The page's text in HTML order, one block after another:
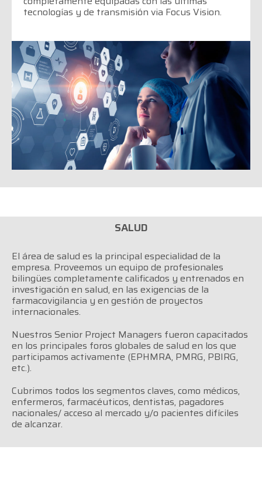
tecnologías y de transmisión via Focus Vision.
SALUD
El área de salud es la principal especialidad de la
empresa. Proveemos un equipo de profesionales
bilingües completamente calificados y entrenados en
investigación en salud, en las exigencias de la
farmacovigilancia y en gestión de proyectos
internacionales.
Nuestros Senior Project Managers fueron capacitados
en los principales foros globales de salud en los que
participamos activamente (EPHMRA, PMRG, PBIRG,
etc.).
Cubrimos todos los segmentos claves, como médicos,
enfermeros, farmacéuticos, dentistas, pagadores
nacionales/ acceso al mercado y/o pacientes difíciles
de alcanzar.